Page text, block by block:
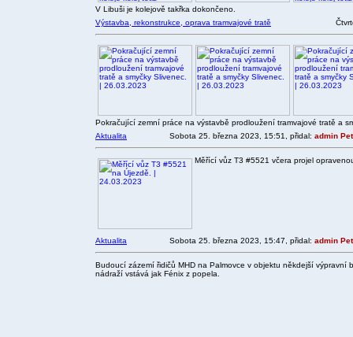
V Libuši je kolejově takřka dokončeno.
Výstavba, rekonstrukce, oprava tramvajové tratě
Pokračující zemní práce na výstavbě prodloužení tramvajové tratě a
Aktualita
Sobota 25. března 2023, 15:51, přidal: admin
Měřící vůz T3 #5521 včera projel
Aktualita Sobota 25. března 2023, 15:47, přidal: admin
Budoucí zázemí řidičů MHD na Palmovce v objektu někdejší výpravní
nádraží vstává jak Fénix z popela.